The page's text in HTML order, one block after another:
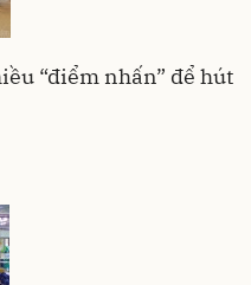
“điểm nhấn” để hút